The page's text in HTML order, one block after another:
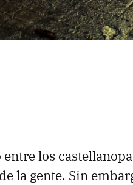
los
la gente. Sin